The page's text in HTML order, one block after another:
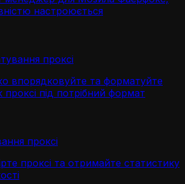
настроюється
проксі
впорядковуйте та форматуйте
проксі під потрібний формат
проксі
проксі та отримайте статистику